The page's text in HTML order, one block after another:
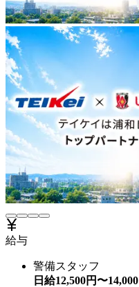
給与
警備スタッフ
日給12,500円〜14,000